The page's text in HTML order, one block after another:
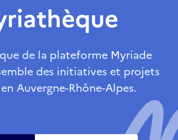
de la plateforme Myriade
des initiatives et projets
Auvergne-Rhône-Alpes.